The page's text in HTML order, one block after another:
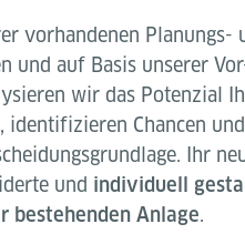
vorhandenen Planungs-
und auf Basis unserer
wir das Potenzial
identifizieren Chancen
Ihr
und individuell
bestehenden Anlage.